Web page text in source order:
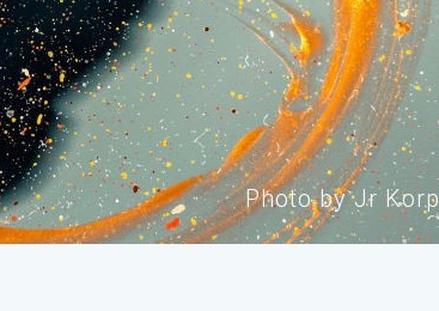
Photo by Jr Korp